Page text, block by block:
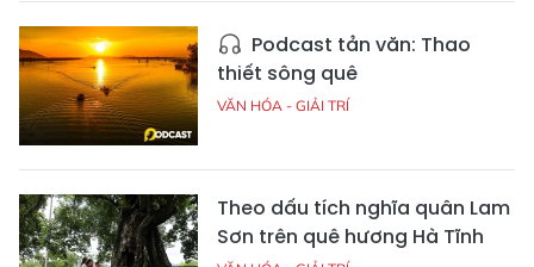
Podcast tản văn: Thao
thiết sông quê
VĂN HÓA - GIẢI TRÍ
Theo dấu tích nghĩa quân Lam
Sơn trên quê hương Hà Tĩnh